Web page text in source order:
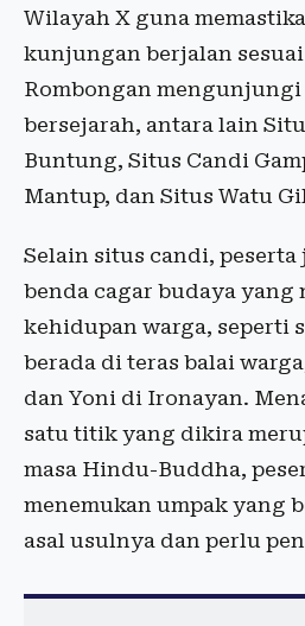
Wilayah X guna
kunjungan berjalan
Rombongan
bersejarah, antara lain
Buntung, Situs Candi
Mantup, dan Situs Watu
Selain situs candi,
benda cagar budaya yang
kehidupan warga, seperti
berada di teras balai
dan Yoni di Ironayan.
satu titik yang dikira
masa Hindu-Buddha,
menemukan umpak yang
asal usulnya dan perlu